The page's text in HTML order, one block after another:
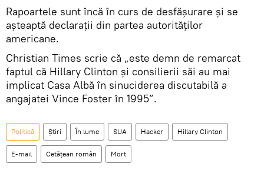
Rapoartele sunt încă în curs de desfăşurare şi se
aşteaptă declarații din partea autorităților
americane.
Christian Times scrie că „este demn de remarcat
faptul că Hillary Clinton şi consilierii săi au mai
implicat Casa Albă în sinuciderea discutabilă a
angajatei Vince Foster în 1995”.
Politică Știri În lume SUA Hacker Hillary Clinton
E-mail Cetățean român Mort